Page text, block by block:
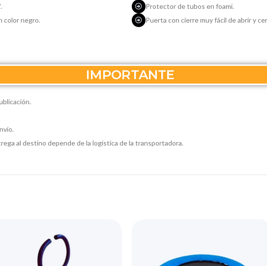
color negro.
Protector de tubos en foami.
Puerta con cierre muy fácil de abrir y
IMPORTANTE
al destino depende de la logística de la transportadora.